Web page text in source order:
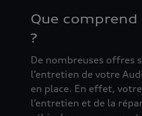
Que
?
De nombreuses offres
l’entretien de votre
en place. En effet,
l’entretien et de la